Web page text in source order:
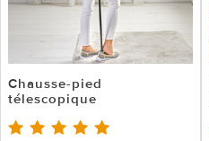
Chausse-pied
télescopique